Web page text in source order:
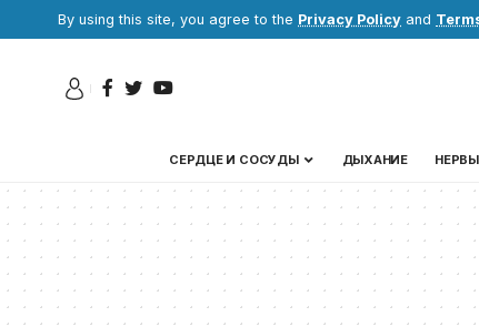
By using this site, you agree to the Privacy Policy and
СЕРДЦЕ И СОСУДЫ ДЫХАНИЕ НЕРВЫ